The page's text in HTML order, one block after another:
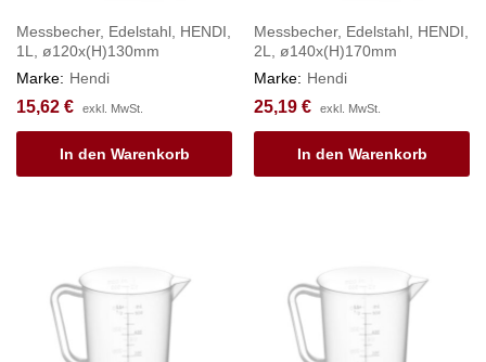
Messbecher, Edelstahl, HENDI,
1L, ø120x(H)130mm
Marke: Hendi
15,62 € exkl. MwSt.
In den Warenkorb
Messbecher, Edelstahl, HENDI,
2L, ø140x(H)170mm
Marke: Hendi
25,19 € exkl. MwSt.
In den Warenkorb